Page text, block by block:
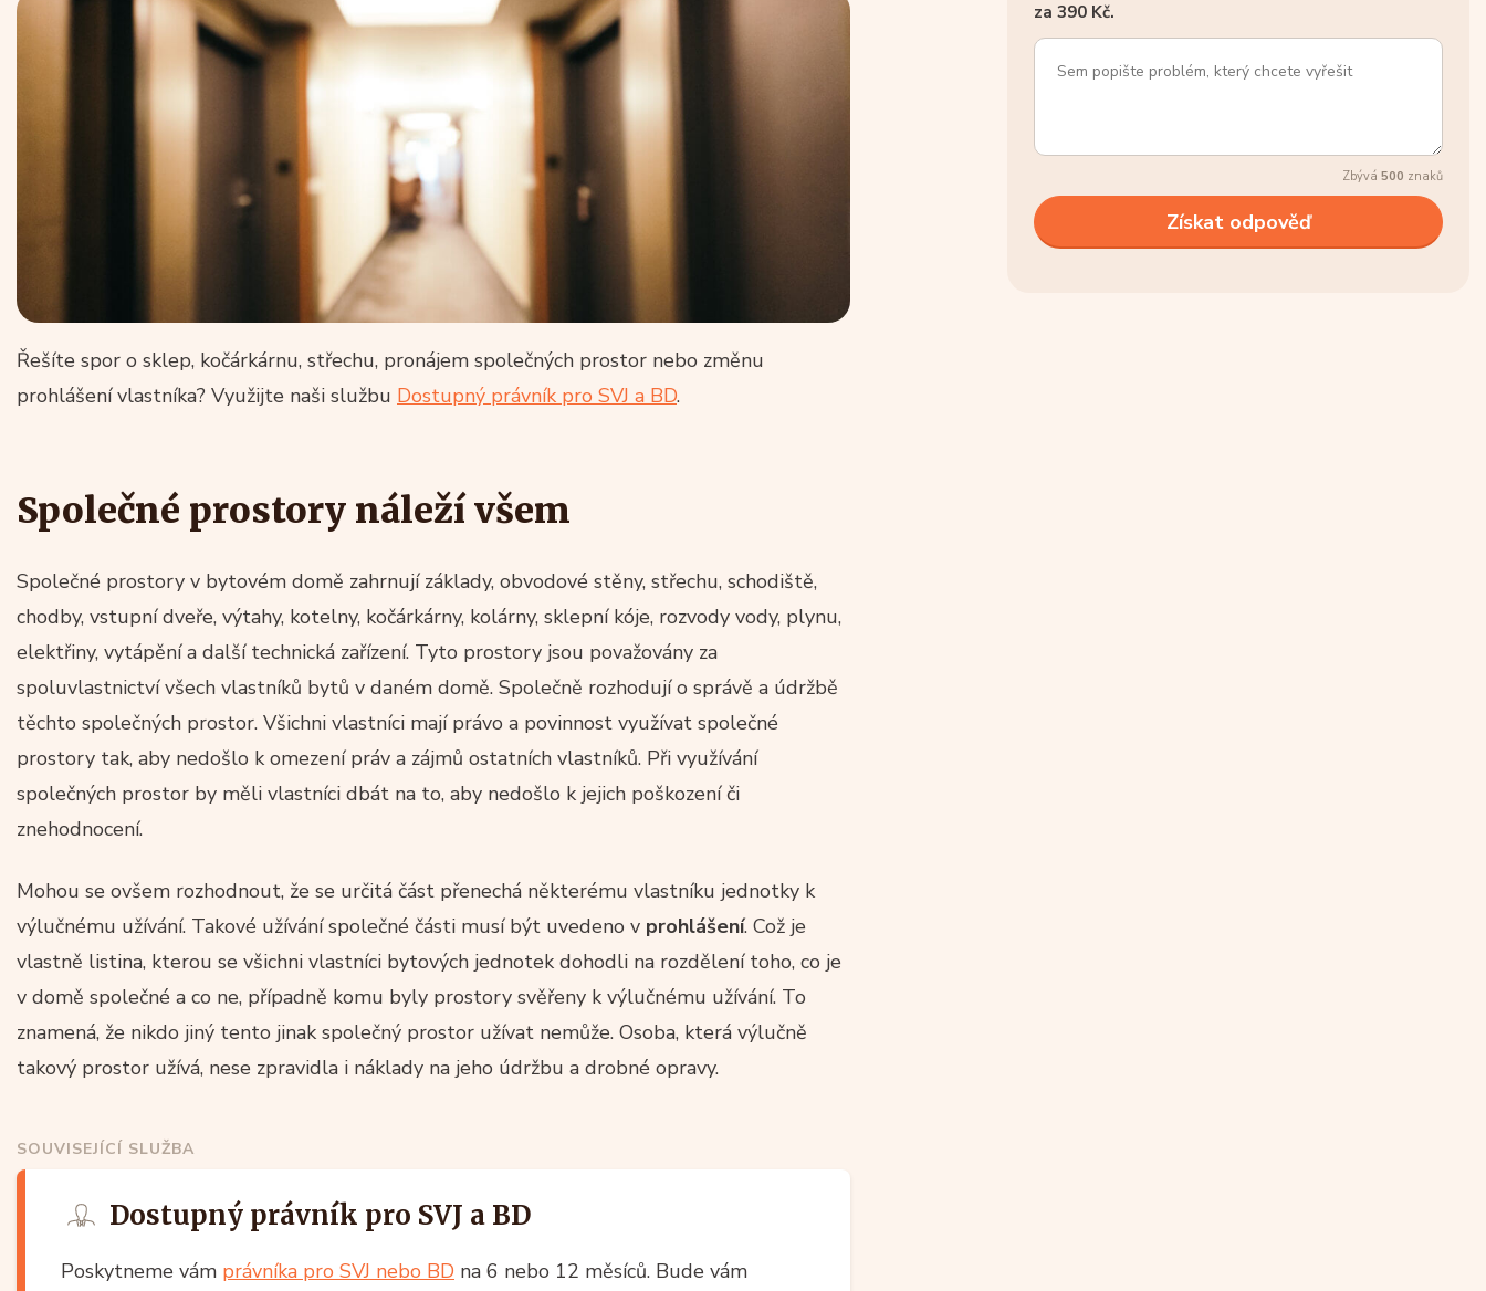
Řešíte spor o sklep, kočárkárnu, střechu, pronájem společných prostor nebo změnu
prohlášení vlastníka? Využijte naši službu Dostupný právník pro SVJ a BD.
Společné prostory náleží všem
Společné prostory v bytovém domě zahrnují základy, obvodové stěny, střechu, schodiště,
chodby, vstupní dveře, výtahy, kotelny, kočárkárny, kolárny, sklepní kóje, rozvody vody, plynu,
elektřiny, vytápění a další technická zařízení. Tyto prostory jsou považovány za
spoluvlastnictví všech vlastníků bytů v daném domě. Společně rozhodují o správě a údržbě
těchto společných prostor. Všichni vlastníci mají právo a povinnost využívat společné
prostory tak, aby nedošlo k omezení práv a zájmů ostatních vlastníků. Při využívání
společných prostor by měli vlastníci dbát na to, aby nedošlo k jejich poškození či
znehodnocení.
Mohou se ovšem rozhodnout, že se určitá část přenechá některému vlastníku jednotky k
výlučnému užívání. Takové užívání společné části musí být uvedeno v prohlášení. Což je
vlastně listina, kterou se všichni vlastníci bytových jednotek dohodli na rozdělení toho, co je
v domě společné a co ne, případně komu byly prostory svěřeny k výlučnému užívání. To
znamená, že nikdo jiný tento jinak společný prostor užívat nemůže. Osoba, která výlučně
takový prostor užívá, nese zpravidla i náklady na jeho údržbu a drobné opravy.
SOUVISEJÍCÍ SLUŽBA
Dostupný právník pro SVJ a BD
Poskytneme vám právníka pro SVJ nebo BD na 6 nebo 12 měsíců. Bude vám
za 390 Kč.
Zbývá 500 znaků